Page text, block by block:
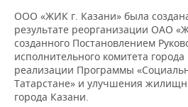
ВУЗЫ ТАТАРСТАНА
КОМУ ПРИНАДЛЕЖАТ
ТОРГОВЫЕ ЦЕНТРЫ
ТАТАРСТАНА
БАНКИ
БЮДЖЕТ
ИНВЕСТИЦИИ
ПРОМЫШЛЕННОСТИ
АГРОПРОМ
МАШИНОСТРОЕНИЕ
НОВОСТИ НЕДВИЖИМОСТИ
АВТО
НОВОСТИ АВТО
БИЗНЕС
НОВОСТИ БИЗНЕСА
ТЕХНОЛОГИИ
ООО «ЖИК г. Казани» была
результате реорганизации ОАО
созданного Постановлением
исполнительного комитета
реализации Программы
Татарстане» и улучшения
города Казани.